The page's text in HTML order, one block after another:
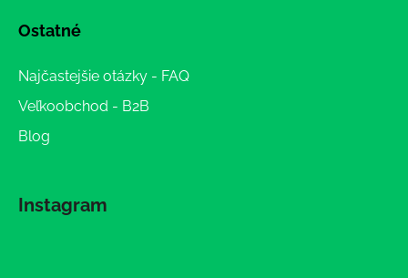
Ostatné
Najčastejšie otázky - FAQ
Veľkoobchod - B2B
Blog
Instagram